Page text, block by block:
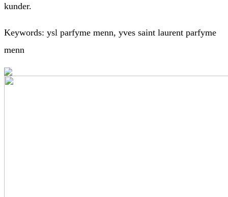
kunder.
Keywords: ysl parfyme menn, yves saint laurent parfyme
menn